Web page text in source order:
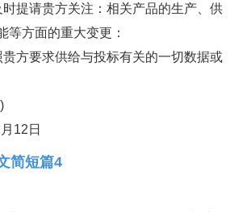
提请贵方关注：相关产品的生产、供
等方面的重大变更：
方要求供给与投标有关的一切数据或
12日
简短篇4